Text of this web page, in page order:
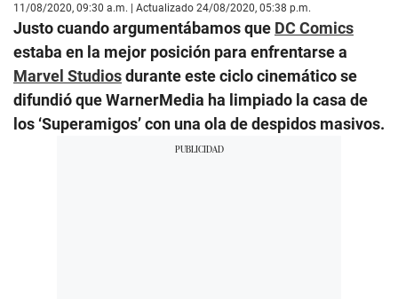
11/08/2020, 09:30 a.m. | Actualizado 24/08/2020, 05:38 p.m.
Justo cuando argumentábamos que DC Comics
estaba en la mejor posición para enfrentarse a
Marvel Studiosdurante este ciclo cinemático se
difundió que WarnerMedia ha limpiado la casa de
los ‘Superamigos’ con una ola de despidos masivos.